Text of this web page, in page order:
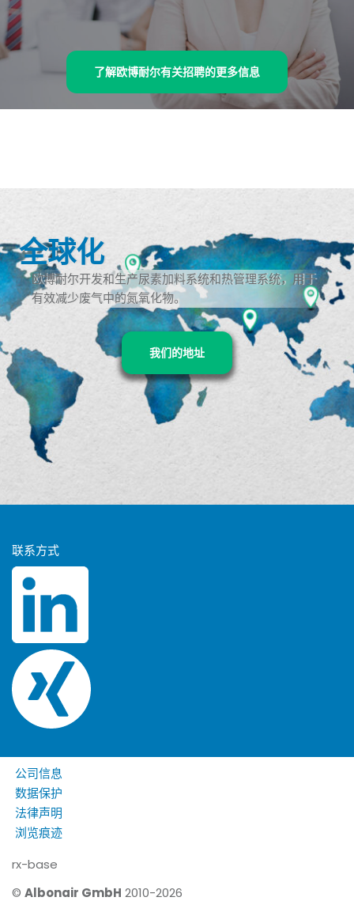
了解欧博耐尔有关招聘的更多信息
全球化
欧博耐尔开发和生产尿素加料系统和热管理系统，用于
有效减少废气中的氮氧化物。
我们的地址
联系方式
公司信息
数据保护
法律声明
浏览痕迹
rx-base
© Albonair GmbH 2010-2026